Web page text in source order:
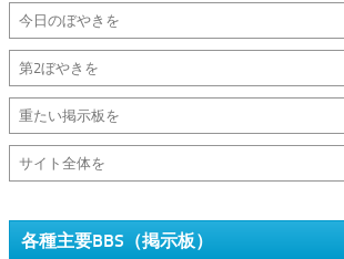
各種主要BBS（掲示板）